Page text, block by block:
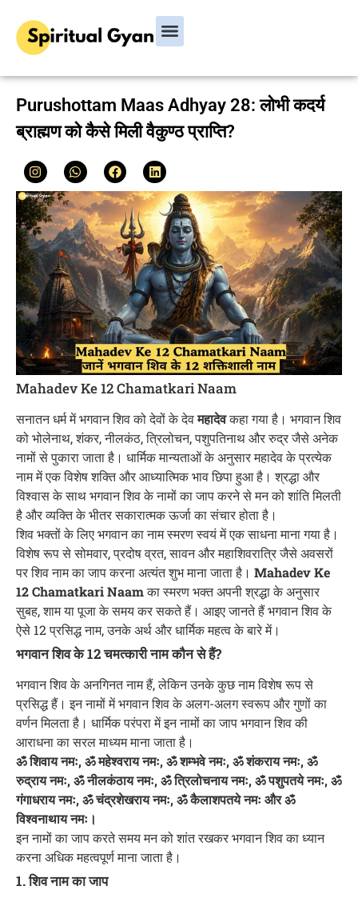
Purushottam Maas Adhyay 28: लोभी कदर्य
ब्राह्मण को कैसे मिली वैकुण्ठ प्राप्ति?
Mahadev Ke 12 Chamatkari Naam
सनातन धर्म में भगवान शिव को देवों के देवमहादेवकहा गया है। भगवान शिव
को भोलेनाथ, शंकर, नीलकंठ, त्रिलोचन, पशुपतिनाथ और रुद्र जैसे अनेक
नामों से पुकारा जाता है। धार्मिक मान्यताओं के अनुसार महादेव के प्रत्येक
नाम में एक विशेष शक्ति और आध्यात्मिक भाव छिपा हुआ है। श्रद्धा और
विश्वास के साथ भगवान शिव के नामों का जाप करने से मन को शांति मिलती
है और व्यक्ति के भीतर सकारात्मक ऊर्जा का संचार होता है।
शिव भक्तों के लिए भगवान का नाम स्मरण स्वयं में एक साधना माना गया है।
विशेष रूप से सोमवार, प्रदोष व्रत, सावन और महाशिवरात्रि जैसे अवसरों
पर शिव नाम का जाप करना अत्यंत शुभ माना जाता है। Mahadev Ke
12 Chamatkari Naamका स्मरण भक्त अपनी श्रद्धा के अनुसार
सुबह, शाम या पूजा के समय कर सकते हैं। आइए जानते हैं भगवान शिव के
ऐसे 12 प्रसिद्ध नाम, उनके अर्थ और धार्मिक महत्व के बारे में।
भगवान शिव के 12 चमत्कारी नाम कौन से हैं?
भगवान शिव के अनगिनत नाम हैं, लेकिन उनके कुछ नाम विशेष रूप से
प्रसिद्ध हैं। इन नामों में भगवान शिव के अलग-अलग स्वरूप और गुणों का
वर्णन मिलता है। धार्मिक परंपरा में इन नामों का जाप भगवान शिव की
आराधना का सरल माध्यम माना जाता है।
ॐ शिवाय नमः, ॐ महेश्वराय नमः, ॐ शम्भवे नमः, ॐ शंकराय नमः, ॐ
रुद्राय नमः, ॐ नीलकंठाय नमः, ॐ त्रिलोचनाय नमः, ॐ पशुपतये नमः, ॐ
गंगाधराय नमः, ॐ चंद्रशेखराय नमः, ॐ कैलाशपतये नमः और ॐ
विश्वनाथाय नमः।
इन नामों का जाप करते समय मन को शांत रखकर भगवान शिव का ध्यान
करना अधिक महत्वपूर्ण माना जाता है।
1. शिव नाम का जाप